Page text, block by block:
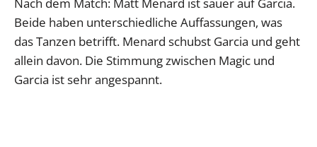
Beide haben unterschiedliche Auffassungen, was
das Tanzen betrifft. Menard schubst Garcia und geht
allein davon. Die Stimmung zwischen Magic und
Garcia ist sehr angespannt.